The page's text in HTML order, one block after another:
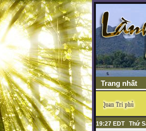
Trang nhất
19:27 EDT Thứ